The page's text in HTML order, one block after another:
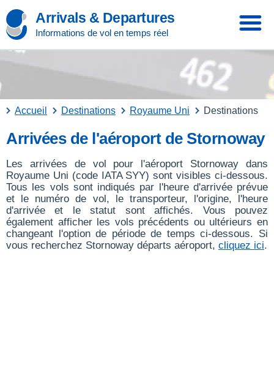
Arrivals & Departures
Informations de vol en temps réel
Accueil Destinations Royaume Uni Destinations
Arrivées de l'aéroport de Stornoway
Les arrivées de vol pour l'aéroport Stornoway dans
Royaume Uni (code IATA SYY) sont visibles ci-dessous.
Tous les vols sont indiqués par l'heure d'arrivée prévue
et le numéro de vol, le transporteur, l'origine, l'heure
d'arrivée et le statut sont affichés. Vous pouvez
également afficher les vols précédents ou ultérieurs en
changeant l'option de période de temps ci-dessous. Si
vous recherchez Stornoway départs aéroport, cliquez ici.